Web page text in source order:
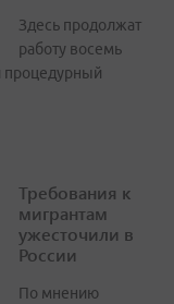
Здесь продолжат
работу восемь
процедурный
Требования к
мигрантам
ужесточили в
России
По мнению